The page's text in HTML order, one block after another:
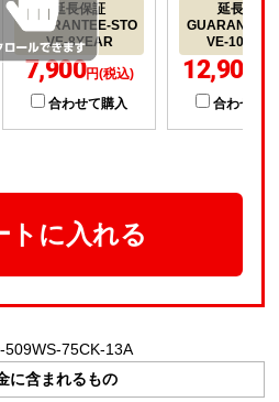
延長保証
GUARANTEE-STO
VE-8YEAR
7,900円(税込)
合わせて購入
延長保証
GUARANTEE-
VE-
12,900
合わせて
トに入れる
509WS-75CK-13A
に含まれるもの